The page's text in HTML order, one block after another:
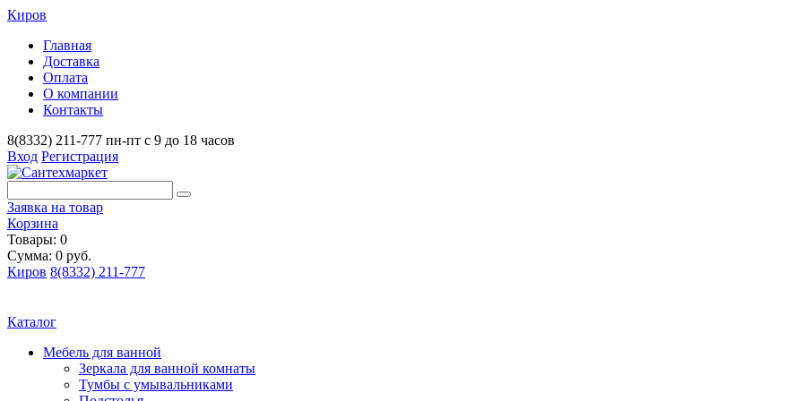
Киров
Главная
Доставка
Оплата
О компании
Контакты
8(8332) 211-777 пн-пт с 9 до 18 часов
Вход Регистрация
Заявка на товар
Корзина
Товары: 0
Сумма: 0 руб.
Киров 8(8332) 211-777
Каталог
Мебель для ванной
Зеркала для ванной комнаты
Тумбы с умывальниками